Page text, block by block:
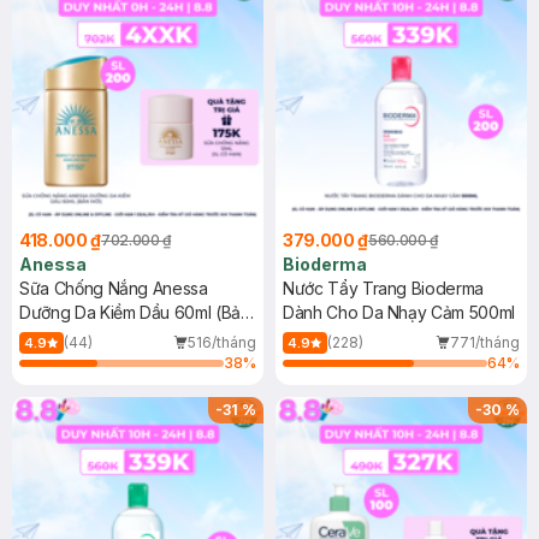
418.000 ₫702.000 ₫
Anessa
Sữa Chống Nắng Anessa
Dưỡng Da Kiềm Dầu 60ml (Bản
Mới)
4.9 (44)
516/tháng
38%
379.000 ₫560.000 ₫
Bioderma
Nước Tẩy Trang Bioderma
Dành Cho Da Nhạy Cảm 500ml
4.9 (228)
771/tháng
64%
-31% -30%